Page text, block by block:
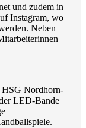
und zudem in
Instagram, wo
Neben
HSG Nordhorn-
LED-Bande